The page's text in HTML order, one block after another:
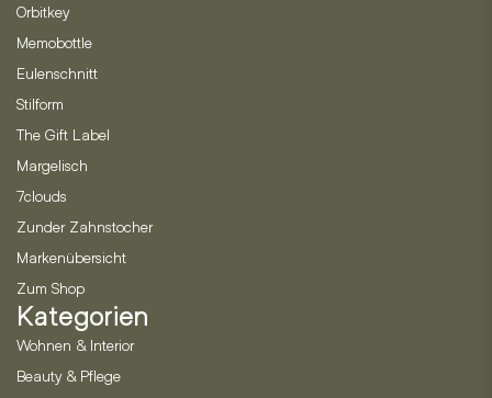
Orbitkey
Memobottle
Eulenschnitt
Stilform
The Gift Label
Margelisch
7clouds
Zunder Zahnstocher
Markenübersicht
Zum Shop
Kategorien
Wohnen & Interior
Beauty & Pflege